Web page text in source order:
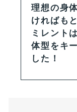
理想の身
ければも
ミレント
体型をキ
した！